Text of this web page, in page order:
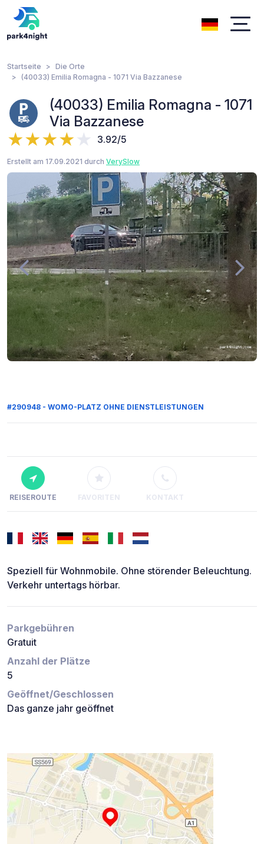
Startseite
Die Orte
(40033) Emilia Romagna - 1071 Via Bazzanese
(40033) Emilia Romagna - 1071
Via Bazzanese
3.92/5
Erstellt am 17.09.2021 durch VerySlow
#290948 - WOMO-PLATZ OHNE DIENSTLEISTUNGEN
REISEROUTE FAVORITEN KONTAKT
Speziell für Wohnmobile. Ohne störender Beleuchtung.
Verkehr untertags hörbar.
Parkgebühren
Gratuit
Anzahl der Plätze
5
Geöffnet/Geschlossen
Das ganze jahr geöffnet